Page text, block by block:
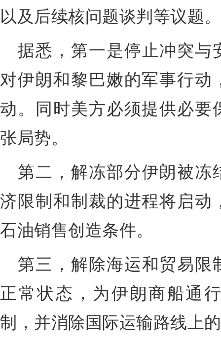
以及后续核问题谈判等议题。
据悉，第一是停止冲突与
对伊朗和黎巴嫩的军事行动
动。同时美方必须提供必要
张局势。
第二， 解冻部分伊朗被冻
济限制和制裁的进程将启动
石油销售创造条件。
第三， 解除海运和贸易限
正常状态，为伊朗商船通
制，并消除国际运输路线上